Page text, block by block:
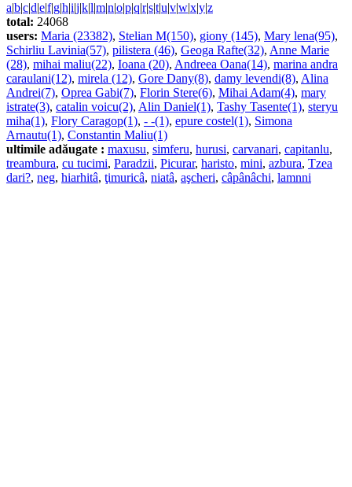
a|b|c|d|e|f|g|h|i|j|k|l|m|n|o|p|q|r|s|t|u|v|w|x|y|z
total: 24068
users: Maria (23382), Stelian M(150), giony (145), Mary lena(95),
Schirliu Lavinia(57), pilistera (46), Geoga Rafte(32), Anne Marie
(28), mihai maliu(22), Ioana (20), Andreea Oana(14), marina andra
caraulani(12), mirela (12), Gore Dany(8), damy levendi(8), Alina
Andrei(7), Oprea Gabi(7), Florin Stere(6), Mihai Adam(4), mary
istrate(3), catalin voicu(2), Alin Daniel(1), Tashy Tasente(1), steryu
miha(1), Flory Caragop(1), - -(1), epure costel(1), Simona
Arnautu(1), Constantin Maliu(1)
ultimile adăugate : maxusu, simferu, hurusi, carvanari, capitanlu,
treambura, cu tucimi, Paradzii, Picurar, haristo, mini, azbura, Tzea
dari?, neg, hiarhitâ, ţimuricâ, niatâ, aşcheri, câpânâchi, lamnni